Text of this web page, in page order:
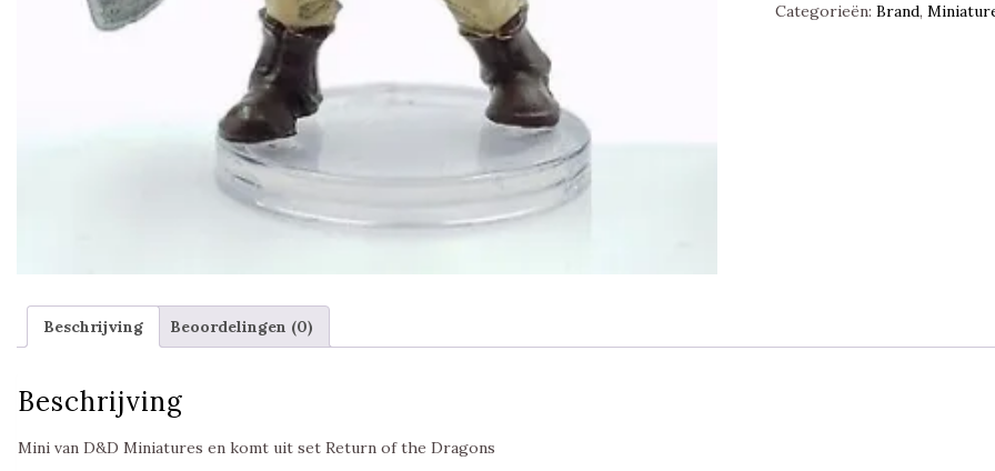
of
Categorieën:Brand,
Beschrijving Beoordelingen (0)
Beschrijving
Mini van D&D Miniatures en komt uit set Return of the Dragons